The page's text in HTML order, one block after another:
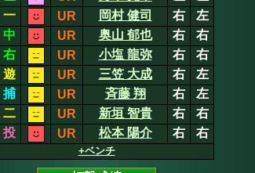
一 UR 岡村 健司 右
左
中 UR 奥山 郁也 右
右
右 UR 小塩 龍弥 右
右
遊 UR 三笠 大成 右
左
捕 UR 斉藤 翔 右
左
二 UR 新垣 智貴 右
右
投 UR 松本 陽介 右 右
+ベンチ